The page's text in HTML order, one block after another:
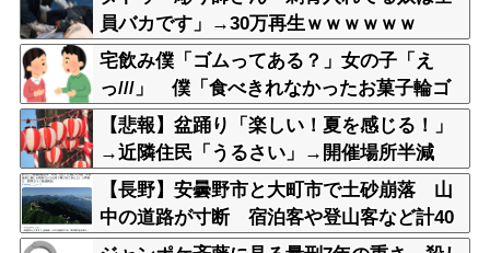
員バカです」→30万再生ｗｗｗｗｗｗ
宅飲み僕「ゴムってある？」女の子「え
っ///」 僕「食べきれなかったお菓子輪ゴ
ムで縛りたくて」女の子「⋯あ、そ、そっ
か///」
【悲報】盆踊り「楽しい！夏を感じる！」
→近隣住民「うるさい」→開催場所半減
【長野】安曇野市と大町市で土砂崩落 山
中の道路が寸断 宿泊客や登山客など計40
0人近くが孤立か 土石流で橋が流されたと